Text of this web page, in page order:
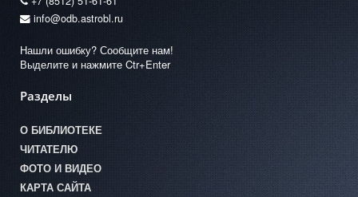
info@odb.astrobl.ru
Нашли ошибку? Сообщите нам!
Выделите и нажмите Ctr+Enter
Разделы
О БИБЛИОТЕКЕ
ЧИТАТЕЛЮ
ФОТО И ВИДЕО
КАРТА САЙТА